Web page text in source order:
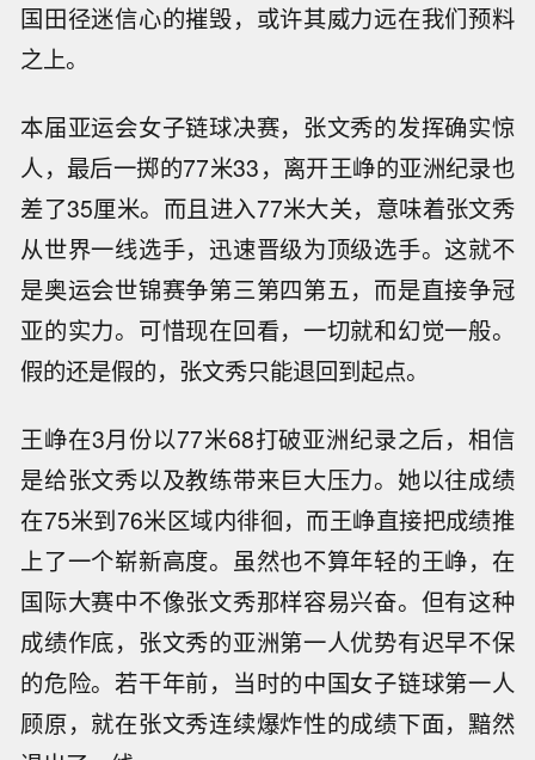
国田径迷信心的摧毁，或许其威力远在我们预料
之上。
本届亚运会女子链球决赛，张文秀的发挥确实惊
人，最后一掷的77米33，离开王峥的亚洲纪录也
差了35厘米。而且进入77米大关，意味着张文秀
从世界一线选手，迅速晋级为顶级选手。这就不
是奥运会世锦赛争第三第四第五，而是直接争冠
亚的实力。可惜现在回看，一切就和幻觉一般。
假的还是假的，张文秀只能退回到起点。
王峥在3月份以77米68打破亚洲纪录之后，相信
是给张文秀以及教练带来巨大压力。她以往成绩
在75米到76米区域内徘徊，而王峥直接把成绩推
上了一个崭新高度。虽然也不算年轻的王峥，在
国际大赛中不像张文秀那样容易兴奋。但有这种
成绩作底，张文秀的亚洲第一人优势有迟早不保
的危险。若干年前，当时的中国女子链球第一人
顾原，就在张文秀连续爆炸性的成绩下面，黯然